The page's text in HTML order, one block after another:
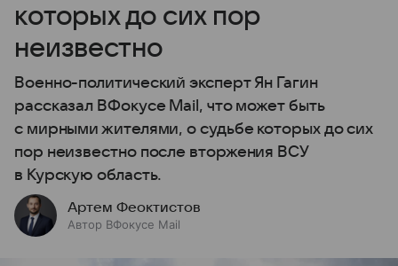
которых до сих пор
неизвестно
Военно-политический эксперт Ян Гагин
рассказал ВФокусе Mail, что может быть
с мирными жителями, о судьбе которых до сих
пор неизвестно после вторжения ВСУ
в Курскую область.
Артем Феоктистов
Автор ВФокусе Mail